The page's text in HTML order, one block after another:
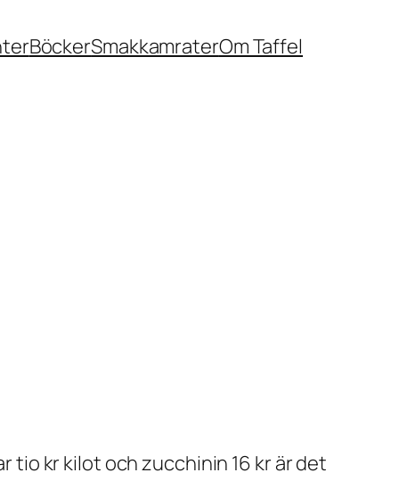
BöckerSmakkamraterOm Taffel
tio kr kilot och zucchinin 16 kr är det